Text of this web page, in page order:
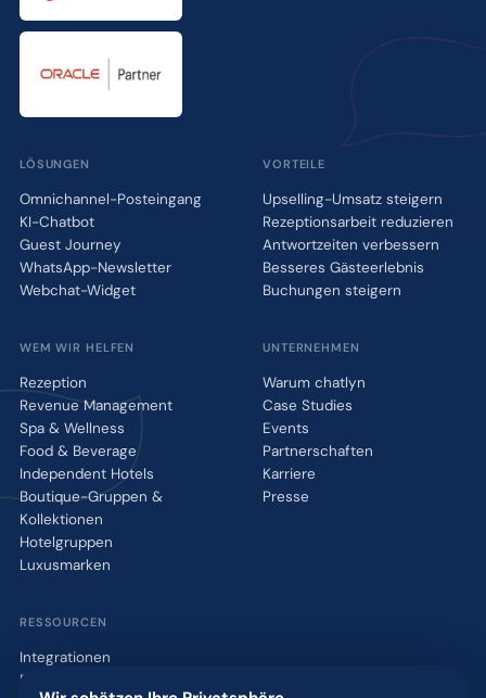
LÖSUNGEN
Omnichannel-Posteingang
KI-Chatbot
Guest Journey
WhatsApp-Newsletter
Webchat-Widget
VORTEILE
Upselling-Umsatz steigern
Rezeptionsarbeit reduzieren
Antwortzeiten verbessern
Besseres Gästeerlebnis
Buchungen steigern
WEM WIR HELFEN
Rezeption
Revenue Management
Spa & Wellness
Food & Beverage
Independent Hotels
Boutique-Gruppen &
Kollektionen
Hotelgruppen
Luxusmarken
UNTERNEHMEN
Warum chatlyn
Case Studies
Events
Partnerschaften
Karriere
Presse
RESSOURCEN
Integrationen
Blog